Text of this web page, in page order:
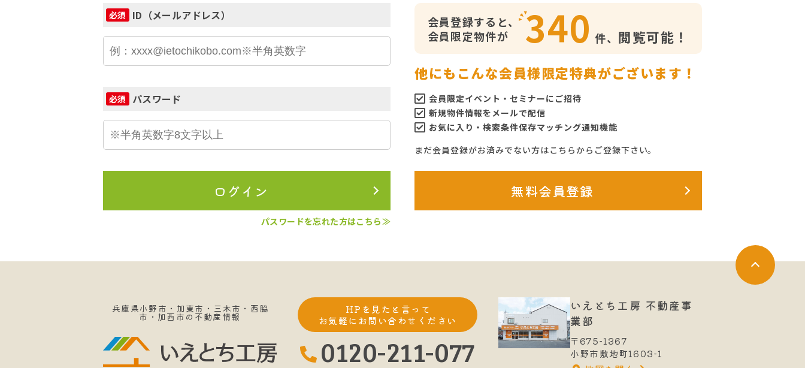
必須 ID（メールアドレス）
必須 パスワード
ログイン
パスワードを忘れた方はこちら≫
会員登録すると、
会員限定物件が
340 件、 閲覧可能！
他にもこんな会員様限定特典がございます！
会員限定イベント・セミナーにご招待
新規物件情報をメールで配信
お気に入り・検索条件保存マッチング通知機能
まだ会員登録がお済みでない方はこちらからご登録下さい。
無料会員登録
兵庫県小野市・加東市・三木市・西脇
市・加西市の不動産情報
HPを見たと言って
お気軽にお問い合わせください
0120-211-077
いえとち工房 不動産事
業部
〒675-1367
小野市敷地町1603-1